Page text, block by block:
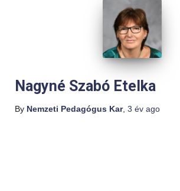
Nagyné Szabó Etelka
By Nemzeti Pedagógus Kar, 3 év ago